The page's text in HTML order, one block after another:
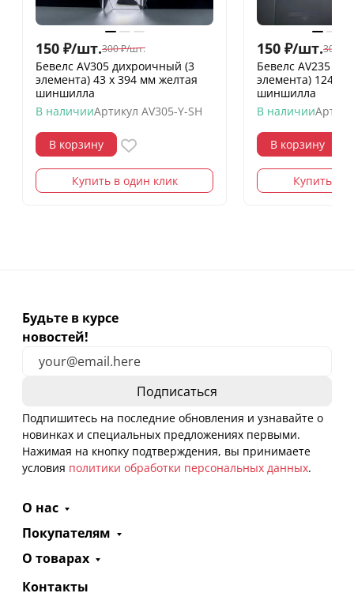
150 ₽/шт.300 ₽/шт.
Бевелс AV305 дихроичный (3
элемента) 43 х 394 мм желтая
шиншилла
В наличииАртикул AV305-Y-SH
В корзину
Купить в один клик
150 ₽/шт.300
Бевелс AV235
элемента) 124 х
шиншилла
В наличии
В корзину
Купить в
Будьте в курсе
новостей!
Подпишитесь на последние обновления и узнавайте о
новинках и специальных предложениях первыми.
Нажимая на кнопку подтверждения, вы принимаете
условия политики обработки персональных данных.
О нас
Покупателям
О товарах
Контакты